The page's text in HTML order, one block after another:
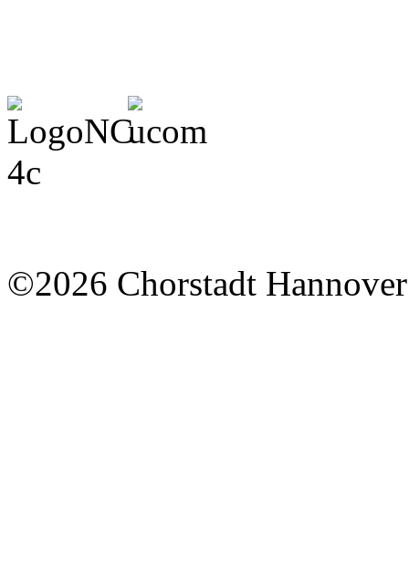
©2026 Chorstadt Hannover